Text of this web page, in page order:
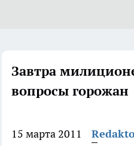
Завтра
вопросы горожан
15 марта 2011